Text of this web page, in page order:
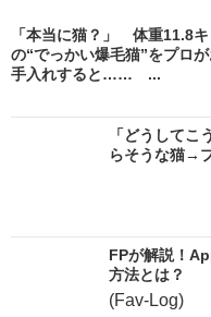
「本当に猫？」 体重11.8キ
の“でっかい爆毛猫”をプロ
手入れすると…… ...
「どうして
らそうな猫→
FPが解説！
方法とは？
(Fav-Log)